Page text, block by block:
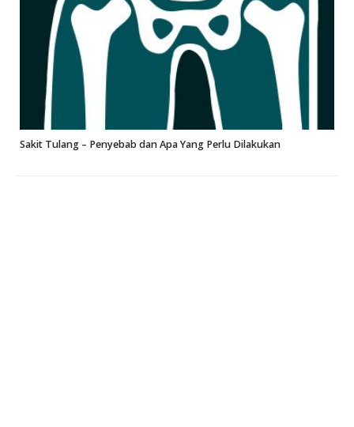
Sakit Tulang – Penyebab dan Apa Yang Perlu Dilakukan